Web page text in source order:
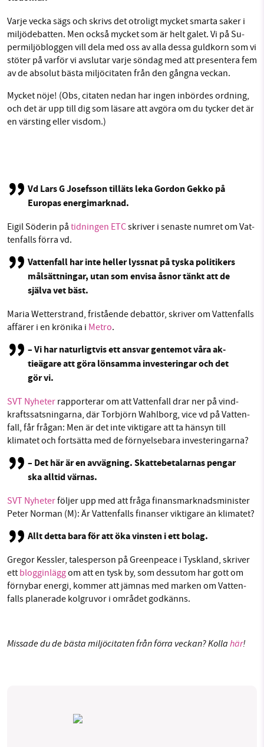
Threads LinkedIn
Varje vecka sägs och skrivs det otroligt mycket smarta saker i
mil­jö­de­bat­ten. Men också mycket som är helt galet. Vi på Su­
permil­jö­blog­gen vill dela med oss av alla dessa guldkorn som vi
stöter på varför vi avslutar varje söndag med att pre­sen­te­ra fem
av de absolut bästa mil­jö­ci­ta­ten från den gångna veckan.
Mycket nöje! (Obs, citaten nedan har ingen inbördes ordning,
och det är upp till dig som läsare att avgöra om du tycker det är
en värsting eller visdom.)
Vd Lars G Josefsson tilläts leka Gordon Gekko på
Europas ener­gi­mark­nad.
Eigil Söderin på tidningen ETCskriver i senaste numret om Vat­
ten­falls förra vd.
Vat­ten­fall har inte heller lyssnat på tyska po­li­ti­kers
mål­sätt­ning­ar, utan som envisa åsnor tänkt att de
själva vet bäst.
Maria Wet­ter­strand, fri­ståen­de debattör, skriver om Vat­ten­falls
affärer i en krönika i Metro.
– Vi har na­tur­ligt­vis ett ansvar gentemot våra ak­
tieä­ga­re att göra lönsamma in­ve­ste­ring­ar och det
gör vi.
SVT Nyheter rap­por­te­rar om att Vat­ten­fall drar ner på vind­
krafts­sats­ning­ar­na, där Torbjörn Wahlborg, vice vd på Vat­ten­
fall, får frågan: Men är det inte viktigare att ta hänsyn till
klimatet och fortsätta med de för­ny­el­se­ba­ra in­ve­ste­ring­ar­na?
– Det här är en avvägning. Skat­te­be­ta­lar­nas pengar
ska alltid värnas.
SVT Nyheterföljer upp med att fråga fi­nansmark­nads­mi­nis­ter
Peter Norman (M): Är Vat­ten­falls finanser viktigare än klimatet?
Allt detta bara för att öka vinsten i ett bolag.
Gregor Kessler, ta­les­per­son på Gre­en­pe­a­ce i Tyskland, skriver
ett blog­gin­läggom att en tysk by, som dessutom har gott om
förnybar energi, kommer att jämnas med marken om Vat­ten­
falls planerade kolgruvor i området godkänns.
Missade du de bästa miljöcitaten från förra veckan? Kollahär!
Läs vad vi vill göra